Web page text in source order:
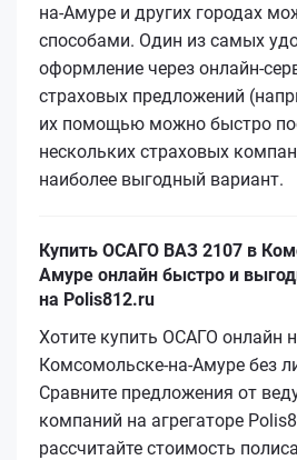
на-Амуре и других городах
способами. Один из самых
оформление через онлайн-
страховых предложений
их помощью можно быстро
нескольких страховых
наиболее выгодный вариант.
Купить ОСАГО ВАЗ 2107 в
Амуре онлайн быстро и
на Polis812.ru
Хотите купить ОСАГО онлайн
Комсомольске-на-Амуре без
Сравните предложения от
компаний на агрегаторе
рассчитайте стоимость